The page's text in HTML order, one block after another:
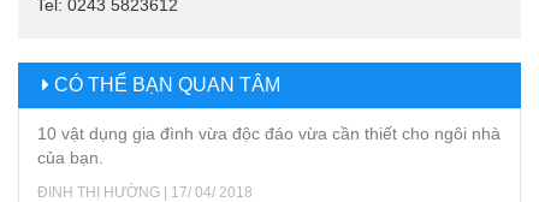
Tel: 0243 5823612
CÓ THỂ BẠN QUAN TÂM
10 vật dụng gia đình vừa độc đáo vừa cần thiết cho ngôi nhà
của bạn.
ĐINH THỊ HƯỜNG | 17/ 04/ 2018